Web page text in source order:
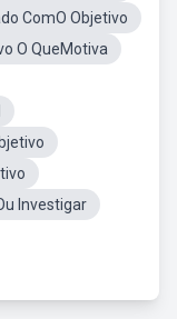
ComO Objetivo
O QueMotiva
Investigar